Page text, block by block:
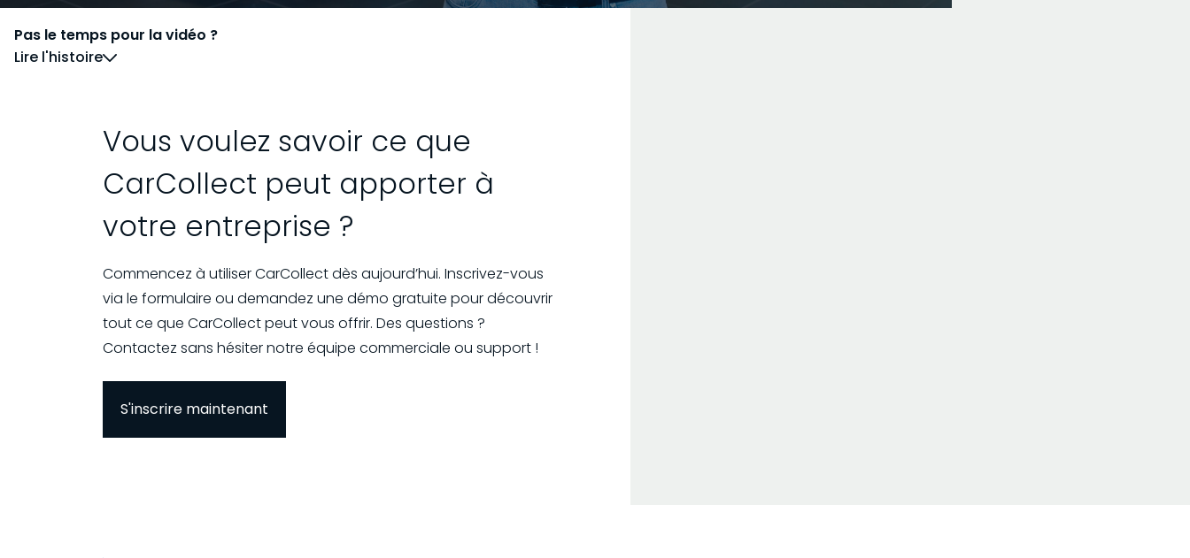
Pas le temps pour la vidéo ?
Lire l'histoire
Vous voulez savoir ce que
CarCollect peut apporter à
votre entreprise ?
Commencez à utiliser CarCollect dès aujourd’hui. Inscrivez-vous
via le formulaire ou demandez une démo gratuite pour découvrir
tout ce que CarCollect peut vous offrir. Des questions ?
Contactez sans hésiter notre équipe commerciale ou support !
S'inscrire maintenant